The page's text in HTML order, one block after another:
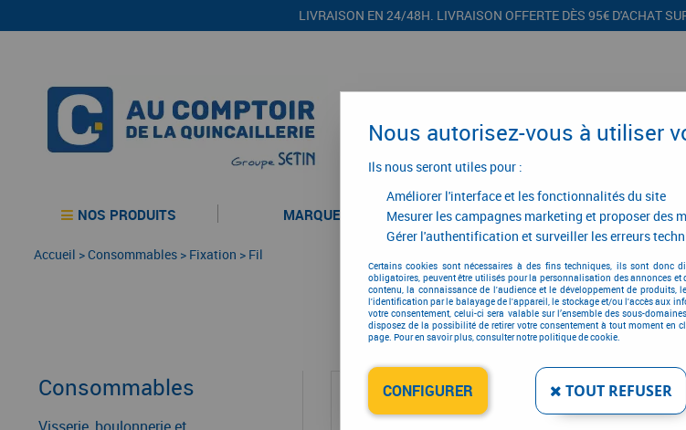
LIVRAISON EN 24/48H. LIVRAISON OFFERTE DÈS 95€ D'ACHAT
NOS PRODUITS MARQUES CONFIGURATEURS
Accueil >Consommables > Fixation > Fil
Fil
Consommables
Fil en rouleau
Nous autorisez-vous à utiliser
Ils nous seront utiles pour :
Améliorer l'interface et les fonctionnalités du site
Mesurer les campagnes marketing et proposer des
Gérer l'authentification et surveiller les erreurs
Certains cookies sont nécessaires à des fins techniques, ils sont donc
obligatoires, peuvent être utilisés pour la personnalisation des annonces et
contenu, la connaissance de l'audience et le développement de produits,
l'identification par le balayage de l'appareil, le stockage et/ou l'accès aux
votre consentement, celui-ci sera valable sur l’ensemble des sous-
disposez de la possibilité de retirer votre consentement à tout moment en
page. Pour en savoir plus, consulter notre politique de cookie.
CONFIGURER TOUT REFUSER